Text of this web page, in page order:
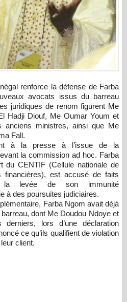
avocats issus du barreau
juridiques de renom figurent Me
Hadji Diouf, Me Oumar Youm et
anciens ministres, ainsi que Me
Fall.
à la presse à l’issue de la
la commission ad hoc. Farba
du CENTIF (Cellule nationale de
financières), est accusé de faits
la levée de son immunité
à des poursuites judiciaires.
Farba Ngom avait déjà
dont Me Doudou Ndoye et
lors d’une déclaration
ce qu’ils qualifient de violation
client.